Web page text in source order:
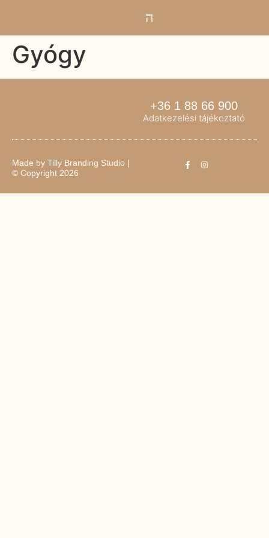
Gyógy
+36 1 88 66 900
Adatkezelési tájékoztató
Made by Tilly Branding Studio |
© Copyright 2026